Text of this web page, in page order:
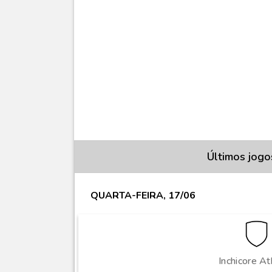
Últimos
QUARTA-FEIRA, 17/06
Inchicore